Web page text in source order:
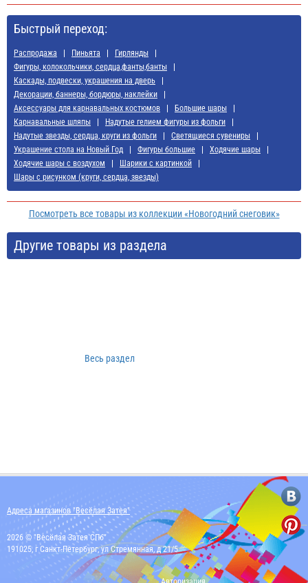
Быстрый переход:
Распродажа Пиньята
Гирлянды
Фигуры, колокольчики, сердца,фанты,банты
Каскады, подвески, украшения на дверь
Декорации, баннеры, бордюры, наклейки
Аксессуары для карнавальных костюмов
Большие шары
Карнавальные шляпы
Надутые гелием фигуры из фольги
Надутые звезды, сердца, круги из фольги
Светящиеся сувениры
Украшение стола на Новый Год
Фигуры большие
Ходячие шары
Ходячие шары с воздухом
Шарики с картинкой
Шары с рисунком (круги, сердца, звезды)
Посмотреть все товары из коллекции «Новогодний снеговик»
Другие товары из раздела
Весь раздел
Адреса магазинов "Весёлая Затея"
2026 © "Весёлая Затея СПб"
191025, г Санкт-Петербург, ул Стремянная, д 21/5